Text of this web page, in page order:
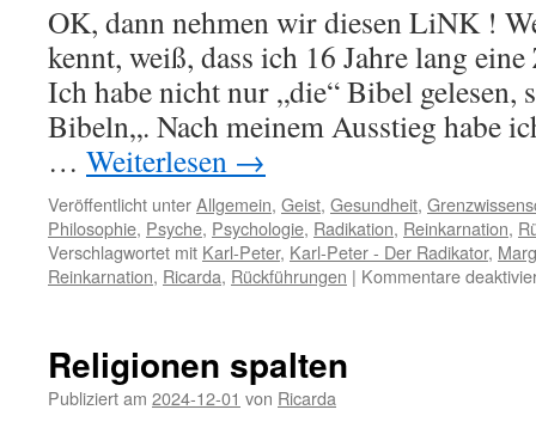
OK, dann nehmen wir diesen LiNK !
kennt, weiß, dass ich 16 Jahre lang
Ich habe nicht nur „die“ Bibel gelesen,
Bibeln„. Nach meinem Ausstieg habe
… Weiterlesen →
Veröffentlicht unterAllgemein, Geist, Gesundheit,
Philosophie, Psyche, Psychologie, Radikation, Reinkarnation,
Verschlagwortet mit Karl-Peter, Karl-Peter - Der Radikator,
Reinkarnation, Ricarda, Rückführungen | Kommentare
Religionen spalten
Publiziert am 2024-12-01 von Ricarda